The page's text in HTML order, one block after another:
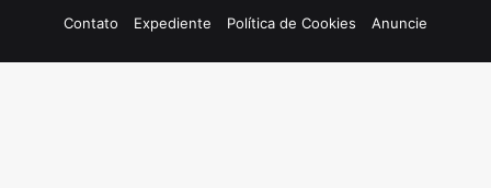
Contato Expediente Política de Cookies Anuncie